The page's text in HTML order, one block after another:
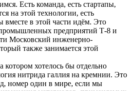
Есть команда, есть стартапы,
на этой технологии, есть
в этой части идём. Это
предприятий Т-8 и
Московский инженерно-
также занимается этой
котором хотелось бы отдельно
нитрида галлия на кремнии. Это
номер один в мире, если мы